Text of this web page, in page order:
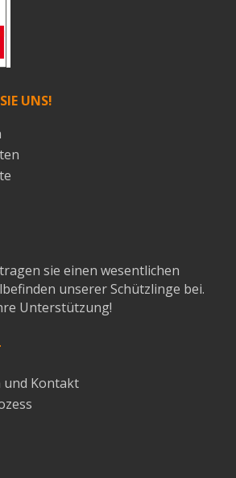
UNS!
sie einen wesentlichen
unserer Schützlinge bei.
Unterstützung!
Kontakt